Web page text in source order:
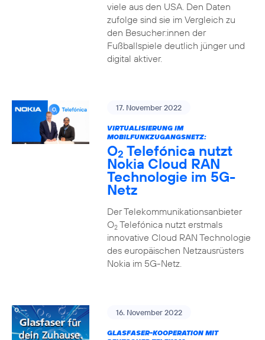
viele aus den USA. Den Daten
zufolge sind sie im Vergleich zu
den Besucher:innen der
Fußballspiele deutlich jünger und
digital aktiver.
17. November 2022
VIRTUALISIERUNG IM
MOBILFUNKZUGANGSNETZ:
O2 Telefónica nutzt
Nokia Cloud RAN
Technologie im 5G-
Netz
Der Telekommunikationsanbieter
O2Telefónica nutzt erstmals
innovative Cloud RAN Technologie
des europäischen Netzausrüsters
Nokia im 5G-Netz.
16. November 2022
GLASFASER-KOOPERATION MIT